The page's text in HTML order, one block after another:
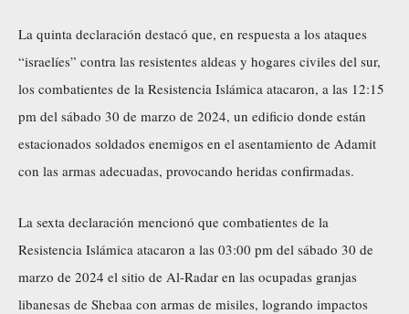
La quinta declaración destacó que, en respuesta a los ataques
“israelíes” contra las resistentes aldeas y hogares civiles del sur,
los combatientes de la Resistencia Islámica atacaron, a las 12:15
pm del sábado 30 de marzo de 2024, un edificio donde están
estacionados soldados enemigos en el asentamiento de Adamit
con las armas adecuadas, provocando heridas confirmadas.
La sexta declaración mencionó que combatientes de la
Resistencia Islámica atacaron a las 03:00 pm del sábado 30 de
marzo de 2024 el sitio de Al-Radar en las ocupadas granjas
libanesas de Shebaa con armas de misiles, logrando impactos